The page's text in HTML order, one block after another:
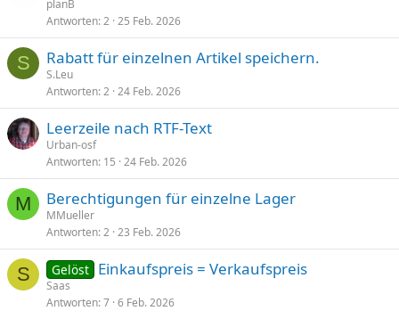
planB
Antworten 2 25 Feb. 2026
S Rabatt für einzelnen Artikel speichern.
S.Leu
Antworten 2 24 Feb. 2026
Leerzeile nach RTF-Text
Urban-osf
Antworten 15 24 Feb. 2026
M Berechtigungen für einzelne Lager
MMueller
Antworten 2 23 Feb. 2026
S Gelöst Einkaufspreis = Verkaufspreis
Saas
Antworten 7 6 Feb. 2026